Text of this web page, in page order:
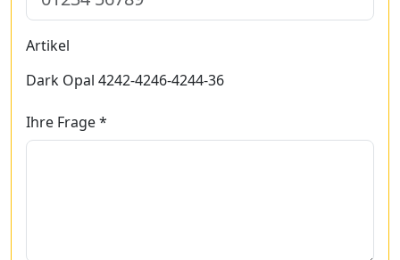
Artikel
Dark Opal 4242-4246-4244-36
Ihre Frage *